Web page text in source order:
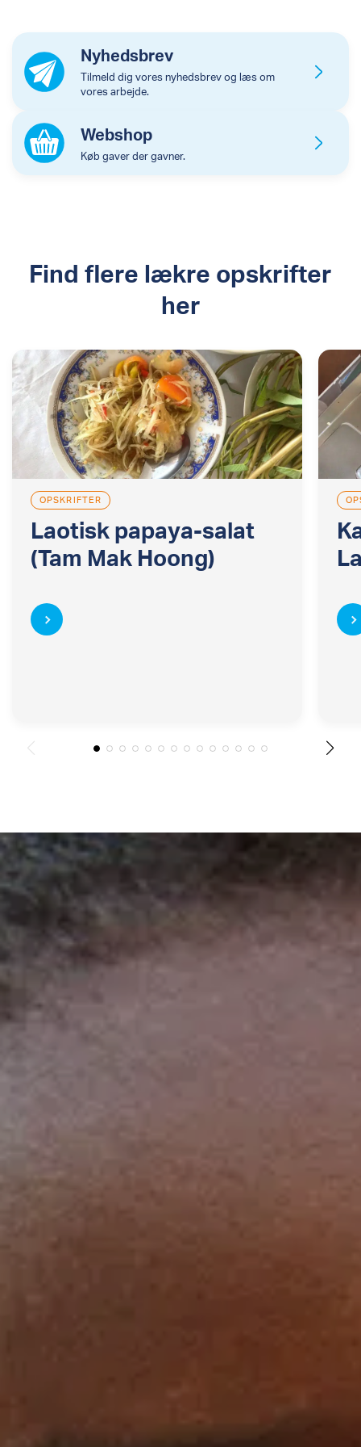
Tilmeld dig vores nyhedsbrev og læs om
vores arbejde.
Nyhedsbrev
Køb gaver der gavner.
Webshop
Find flere lækre opskrifter
her
OPSKRIFTER
Laotisk papaya-salat
(Tam Mak Hoong)